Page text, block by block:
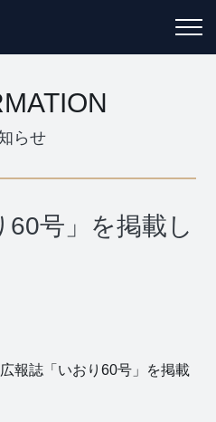
らせ
60号」を掲載し
報誌「いおり60号」を掲載